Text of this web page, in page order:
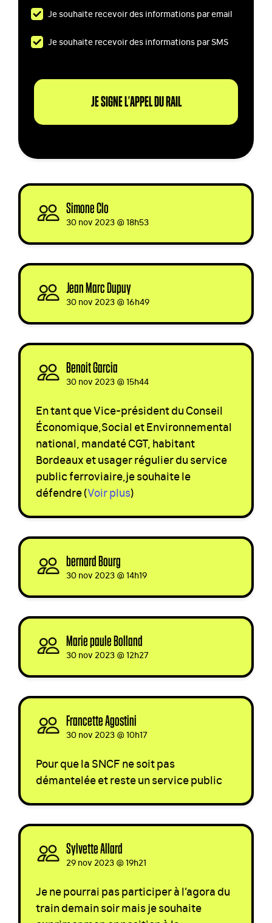
Je souhaite recevoir des informations par email
Je souhaite recevoir des informations par SMS
Simone Clo
30 nov 2023 @ 18h53
Jean Marc Dupuy
30 nov 2023 @ 16h49
Benoit Garcia
30 nov 2023 @ 15h44
En tant que Vice-président du Conseil
Économique,Social et Environnemental
national, mandatéCGT, habitant
Bordeaux et usager régulier du service
public ferroviaire,je souhaite le
défendre(Voir plus)
bernard Bourg
30 nov 2023 @ 14h19
Marie paule Bolland
30 nov 2023 @ 12h27
Francette Agostini
30 nov 2023 @ 10h17
Pour que laSNCFne soit pas
démantelée et reste un service public
Sylvette Allard
29 nov 2023 @ 19h21
Je ne pourrai pas participer à l’agora du
train demain soir mais je souhaite